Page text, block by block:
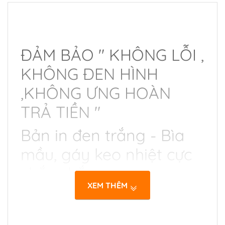
ĐẢM BẢO " KHÔNG LỖI ,
KHÔNG ĐEN HÌNH
,KHÔNG ƯNG HOÀN
TRẢ TIỀN "
Bản in đen trắng - Bìa
mầu, gáy keo nhiệt cực
chắc chắn.
Giấy in ngoại nên viết vẽ
XEM THÊM